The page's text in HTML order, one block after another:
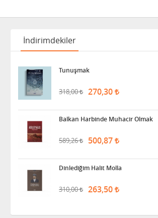
İndirimdekiler
Tunuşmak
318,00 270,30
Balkan Harbinde Muhacir Olmak
589,26 500,87
Dinlediğim Halit Molla
310,00 263,50